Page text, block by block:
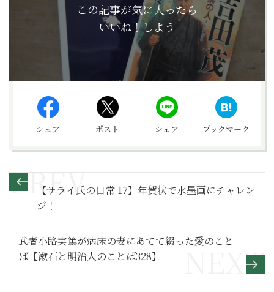
この記事が気に入ったら
いいね！しよう
シェア ポスト シェア ブックマーク
【サライ氏の日常 17】年賀状で水墨画にチャレン
ジ！
武者小路実篤が病床の妻にあてて綴った愛のこと
ば【漱石と明治人のことば328】